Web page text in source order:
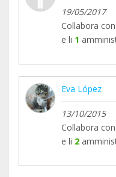
19/05/2017
Collabora con
e li 1
Eva López
13/10/2015
Collabora con
e li 2